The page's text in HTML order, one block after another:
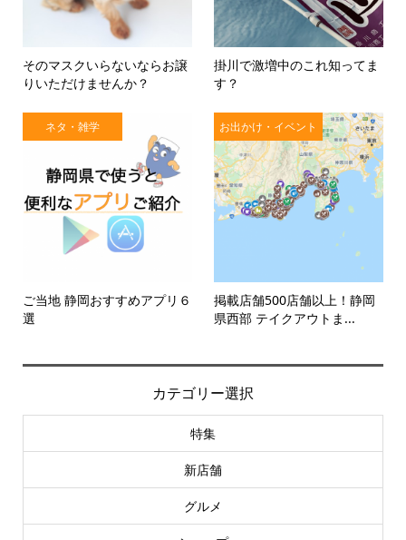
そのマスクいらないならお譲
りいただけませんか？
掛川で激増中のこれ知ってま
す？
ネタ・雑学
ご当地 静岡おすすめアプリ６
選
お出かけ・イベント
掲載店舗500店舗以上！静岡
県西部 テイクアウトま...
カテゴリー選択
特集
新店舗
グルメ